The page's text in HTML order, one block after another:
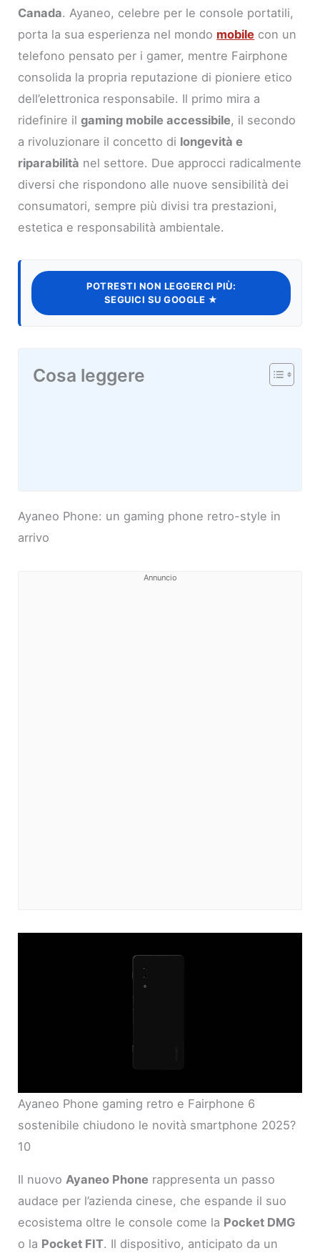
Canada. Ayaneo, celebre per le console portatili,
porta la sua esperienza nel mondo mobile con un
telefono pensato per i gamer, mentre Fairphone
consolida la propria reputazione di pioniere etico
dell’elettronica responsabile. Il primo mira a
ridefinire ilgaming mobile accessibile, il secondo
a rivoluzionare il concetto di longevità e
riparabilità nel settore. Due approcci radicalmente
diversi che rispondono alle nuove sensibilità dei
consumatori, sempre più divisi tra prestazioni,
estetica e responsabilità ambientale.
POTRESTI NON LEGGERCI PIÙ:
SEGUICI SU GOOGLE ★
Cosa leggere
Ayaneo Phone: un gaming phone retro-style in
arrivo
Annuncio
Ayaneo Phone gaming retro e Fairphone 6
sostenibile chiudono le novità smartphone 2025?
10
Il nuovoAyaneo Phone rappresenta un passo
audace per l’azienda cinese, che espande il suo
ecosistema oltre le console come la Pocket DMG
o la Pocket FIT. Il dispositivo, anticipato da un